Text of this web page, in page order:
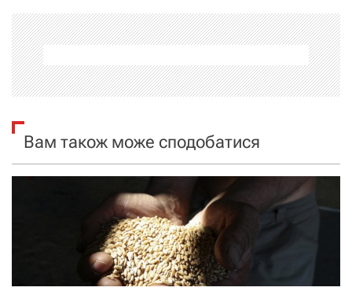
г
а
ц
і
я
Вам також може сподобатися